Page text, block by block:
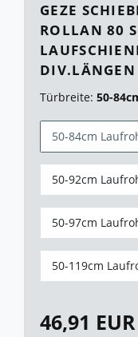
GEZE
ROLLAN 80
DIV.LÄNGEN
Türbreite: 50-
50-84cm
50-92cm
50-97cm
50-119cm
46,91 EUR